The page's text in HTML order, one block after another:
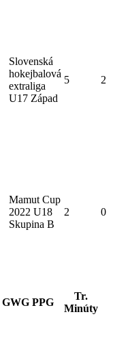
Slovenská
hokejbalová
extraliga
U17 Západ
5 2
Mamut Cup
2022 U18
Skupina B
2 0
GWG PPG
Tr.
Minúty